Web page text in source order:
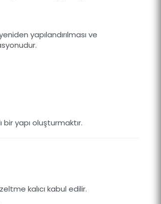
yapılandırılması ve
yapı oluşturmaktır.
kalıcı kabul edilir.